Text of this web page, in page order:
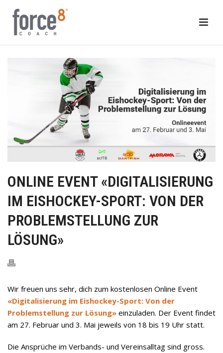
ONLINE EVENT «DIGITALISIERUNG
IM EISHOCKEY-SPORT: VON DER
PROBLEMSTELLUNG ZUR
LÖSUNG»
Wir freuen uns sehr, dich zum kostenlosen Online Event
«Digitalisierung im Eishockey-Sport: Von der
Problemstellung zur Lösung» einzuladen. Der Event findet
am 27. Februar und 3. Mai jeweils von 18 bis 19 Uhr statt.
Die Ansprüche im Verbands- und Vereinsalltag sind gross.